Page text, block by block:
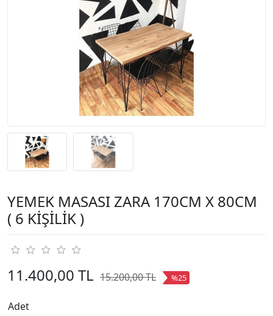
YEMEK MASASI ZARA 170CM X 80CM
( 6 KİŞİLİK )
11.400,00 TL 15.200,00 TL %25
Adet